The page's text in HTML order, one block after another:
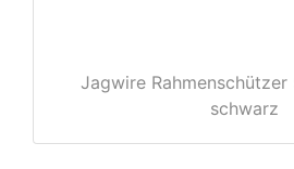
Jagwire Rahmenschützer
schwarz